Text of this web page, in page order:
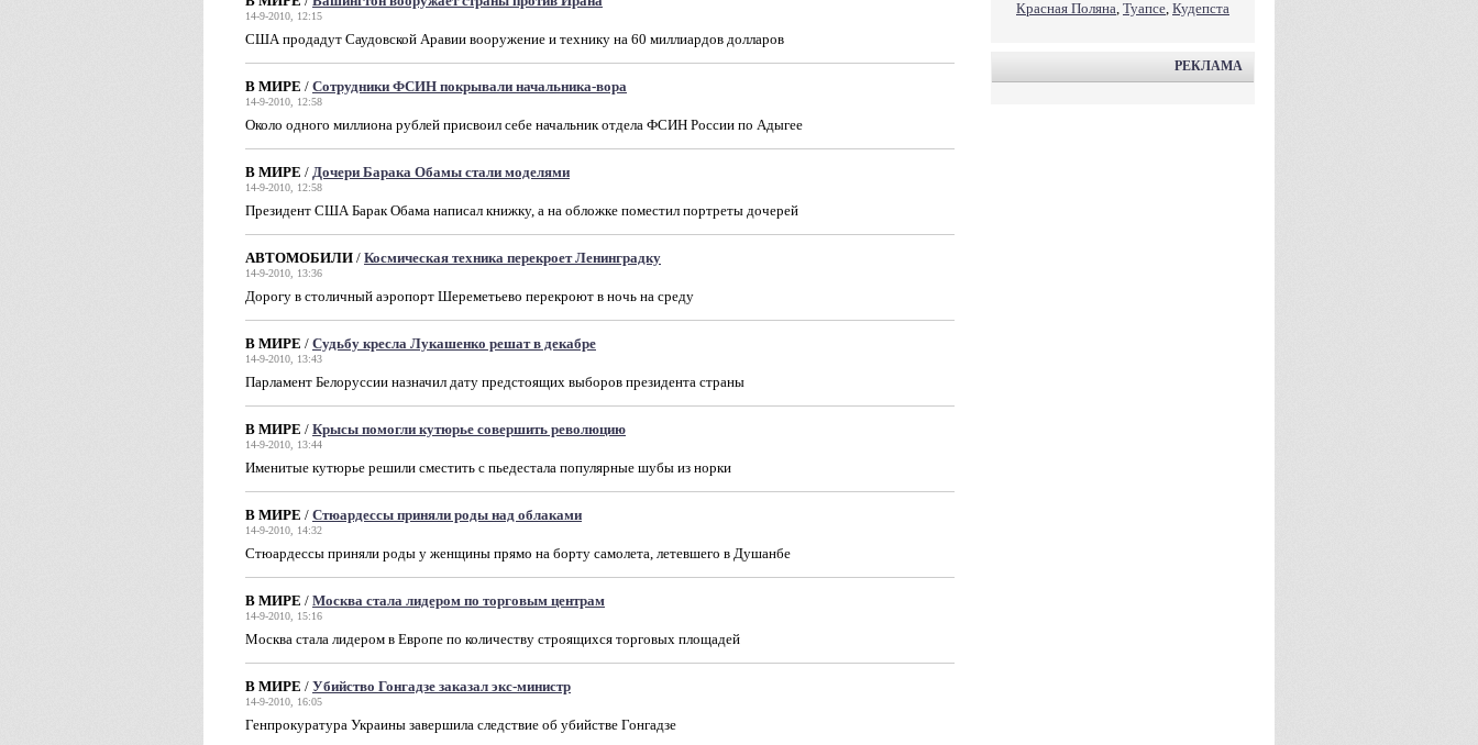
14-9-2010, 12:15
США продадут Саудовской Аравии вооружение и технику на 60 миллиардов долларов
В МИРЕ / Сотрудники ФСИН покрывали начальника-вора
14-9-2010, 12:58
Около одного миллиона рублей присвоил себе начальник отдела ФСИН России по Адыгее
В МИРЕ / Дочери Барака Обамы стали моделями
14-9-2010, 12:58
Президент США Барак Обама написал книжку, а на обложке поместил портреты дочерей
АВТОМОБИЛИ / Космическая техника перекроет Ленинградку
14-9-2010, 13:36
Дорогу в столичный аэропорт Шереметьево перекроют в ночь на среду
В МИРЕ / Судьбу кресла Лукашенко решат в декабре
14-9-2010, 13:43
Парламент Белоруссии назначил дату предстоящих выборов президента страны
В МИРЕ / Крысы помогли кутюрье совершить революцию
14-9-2010, 13:44
Именитые кутюрье решили сместить с пьедестала популярные шубы из норки
В МИРЕ / Стюардессы приняли роды над облаками
14-9-2010, 14:32
Стюардессы приняли роды у женщины прямо на борту самолета, летевшего в Душанбе
В МИРЕ / Москва стала лидером по торговым центрам
14-9-2010, 15:16
Москва стала лидером в Европе по количеству строящихся торговых площадей
В МИРЕ / Убийство Гонгадзе заказал экс-министр
14-9-2010, 16:05
Генпрокуратура Украины завершила следствие об убийстве Гонгадзе
Красная Поляна, Туапсе, Кудепста
РЕКЛАМА